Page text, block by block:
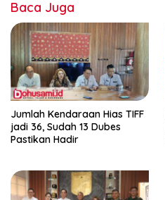
Baca Juga
Jumlah Kendaraan Hias TIFF
jadi 36, Sudah 13 Dubes
Pastikan Hadir